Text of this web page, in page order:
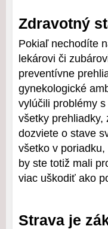
Zdravotný
Pokiaľ nechodíte
lekárovi či
preventívne
gynekologické
vylúčili problémy
všetky prehliadky,
dozviete o stave
všetko v
by ste totiž mali
viac uškodiť ako
Strava je